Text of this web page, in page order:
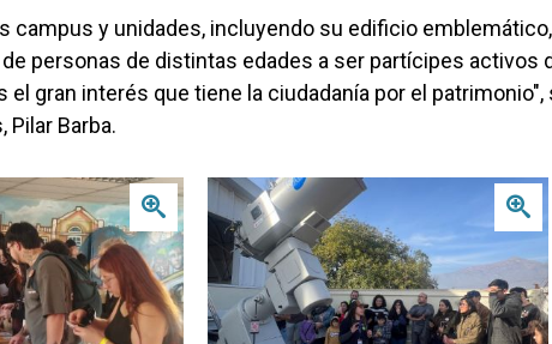
campus y unidades, incluyendo su edificio
personas de distintas edades a ser partícipes activos
el gran interés que tiene la ciudadanía por el
Pilar Barba.
Zoom